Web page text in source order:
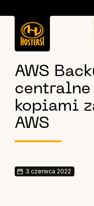
AWS
centralne
kopiami
AWS
3 czerwca 2022